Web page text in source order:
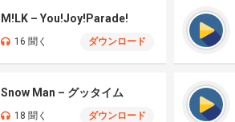
M!LK – You!Joy!Parade!
16 聞く ダウンロード
Snow Man – グッタイム
18 聞く ダウンロード